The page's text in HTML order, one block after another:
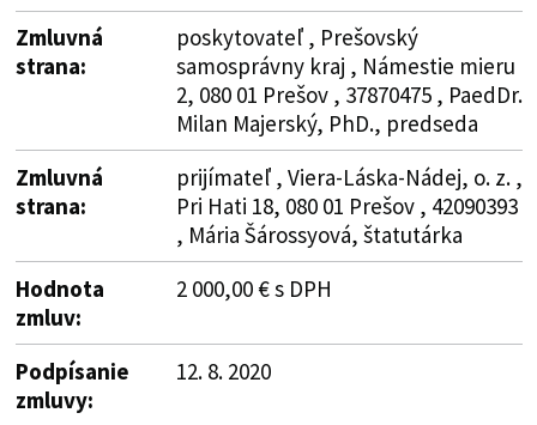
Zmluvná
strana:
poskytovateľ , Prešovský
samosprávny kraj , Námestie mieru
2, 080 01 Prešov , 37870475 , PaedDr.
Milan Majerský, PhD., predseda
Zmluvná
strana:
prijímateľ , Viera-Láska-Nádej, o. z. ,
Pri Hati 18, 080 01 Prešov , 42090393
, Mária Šárossyová, štatutárka
Hodnota
zmluv:
2 000,00 € s DPH
Podpísanie
zmluvy:
12. 8. 2020